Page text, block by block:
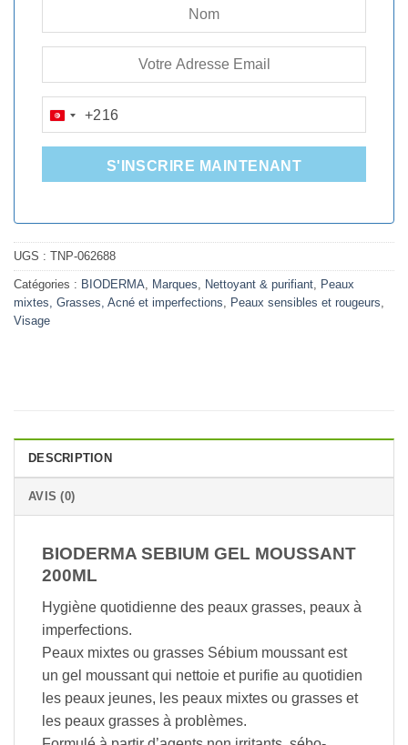
TUNISIA
+216
+216
S'INSCRIRE MAINTENANT
UGS : TNP-062688
Catégories : BIODERMA, Marques, Nettoyant & purifiant, Peaux
mixtes, Grasses, Acné et imperfections, Peaux sensibles et rougeurs,
Visage
DESCRIPTION
AVIS (0)
BIODERMA SEBIUM GEL MOUSSANT
200ML
Hygiène quotidienne des peaux grasses, peaux à
imperfections.
Peaux mixtes ou grasses Sébium moussant est
un gel moussant qui nettoie et purifie au quotidien
les peaux jeunes, les peaux mixtes ou grasses et
les peaux grasses à problèmes.